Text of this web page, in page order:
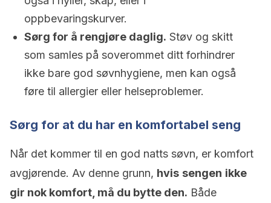
oppbevaringskurver.
Sørg for å rengjøre daglig. Støv og skitt
som samles på soverommet ditt forhindrer
ikke bare god søvnhygiene, men kan også
føre til allergier eller helseproblemer.
Sørg for at du har en komfortabel seng
Når det kommer til en god natts søvn, er komfort
avgjørende. Av denne grunn, hvis sengen ikke
gir nok komfort, må du bytte den. Både